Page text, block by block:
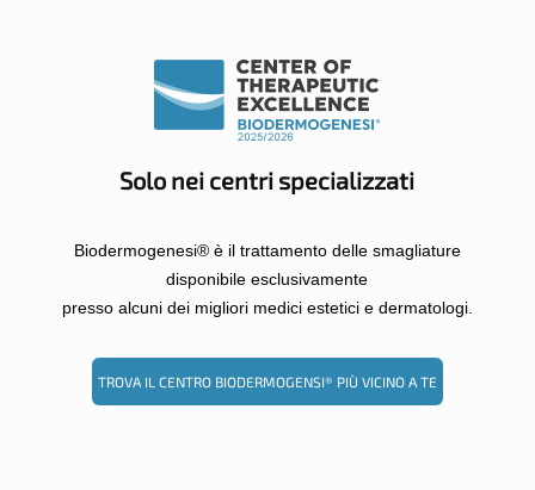
Solo nei centri specializzati
Biodermogenesi® è il trattamento delle smagliature
disponibile esclusivamente
presso alcuni dei migliori medici estetici e dermatologi.
TROVA IL CENTRO BIODERMOGENSI® PIÙ VICINO A TE